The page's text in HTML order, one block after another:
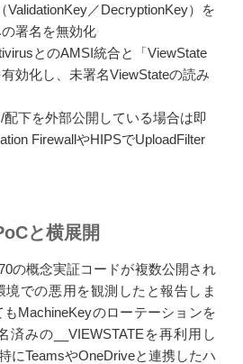
ValidationKey／DecryptionKey）を
署名を無効化
とのAMSI統合と「ViewState
効化し、未署名ViewStateの読み
下を外部公開している場合は即
FirewallやHIPSでUploadFilter
と横展開
の概念実証コードが複数公開され
境での悪用を観測したと報告しま
MachineKeyのローテーションを
済みの__VIEWSTATEを再利用し
にTeamsやOneDriveと連携したハ